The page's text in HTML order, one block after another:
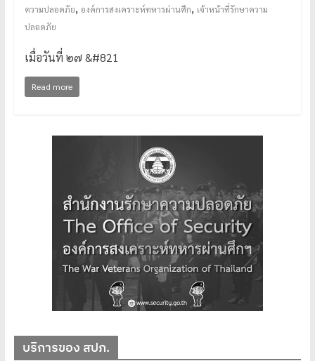
ความปลอดภัย, องค์การสงเคราะห์ทหารผ่านศึก, เจ้าหน้าที่รักษาความ
ปลอดภัย
เมื่อวันที่ ๒๗ &#821
Read more
บริการของ สปภ.